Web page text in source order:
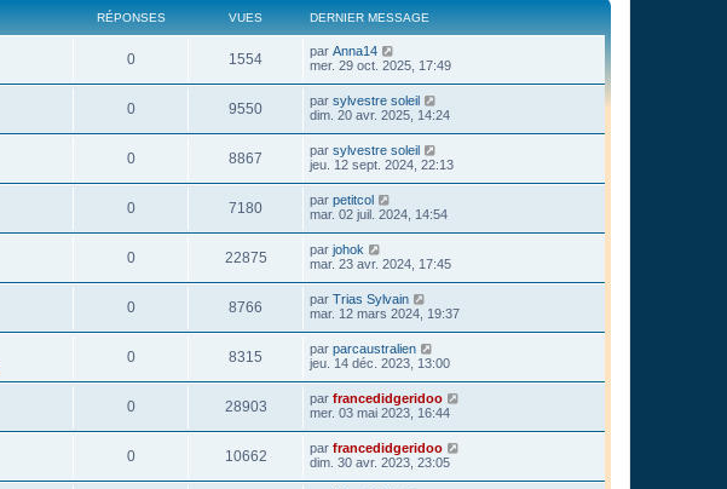
RÉPONSES VUES DERNIER MESSAGE
0 1554 par Anna14
mer. 29 oct. 2025, 17:49
0 9550 par sylvestre soleil
dim. 20 avr. 2025, 14:24
0 8867 par sylvestre soleil
jeu. 12 sept. 2024, 22:13
0 7180 par petitcol
mar. 02 juil. 2024, 14:54
0 22875 par johok
mar. 23 avr. 2024, 17:45
0 8766 par Trias Sylvain
mar. 12 mars 2024, 19:37
0 8315 par parcaustralien
jeu. 14 déc. 2023, 13:00
0 28903 par francedidgeridoo
mer. 03 mai 2023, 16:44
0 10662 par francedidgeridoo
dim. 30 avr. 2023, 23:05